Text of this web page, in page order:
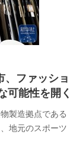
ファッショ
可能性を開く
製造拠点である
地元のスポーツ